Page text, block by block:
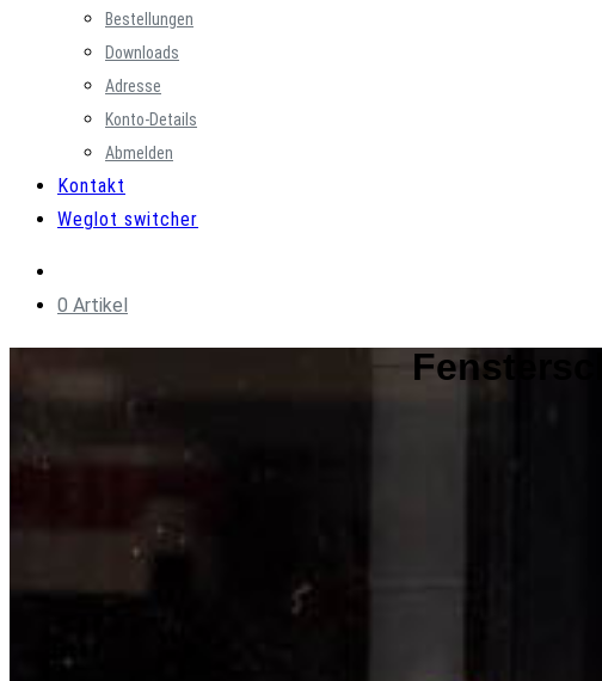
Bestellungen
Downloads
Adresse
Konto-Details
Abmelden
Kontakt
Weglot switcher
0 Artikel